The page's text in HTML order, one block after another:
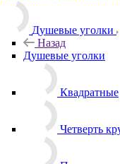
Душевые уголки
Назад
Душевые уголки
Квадратные
Четверть